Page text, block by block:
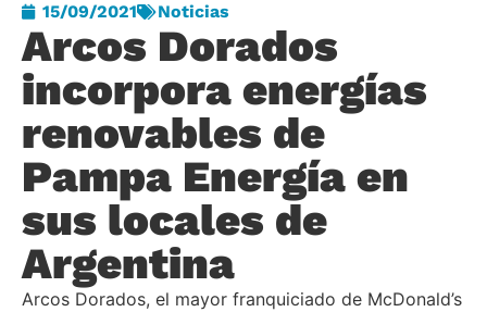
15/09/2021 Noticias
Arcos Dorados
incorpora energías
renovables de
Pampa Energía en
sus locales de
Argentina
Arcos Dorados, el mayor franquiciado de McDonald’s